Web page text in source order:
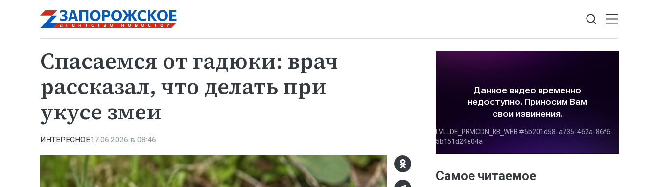
Спасаемся от гадюки: врач
рассказал, что делать при
укусе змеи
ИНТЕРЕСНОЕ17.06.2026 в 08:46
Самое читаемое